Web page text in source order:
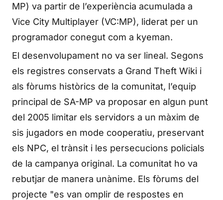
MP) va partir de l’experiència acumulada a
Vice City Multiplayer (VC:MP), liderat per un
programador conegut com a kyeman.
El desenvolupament no va ser lineal. Segons
els registres conservats a Grand Theft Wiki i
als fòrums històrics de la comunitat, l’equip
principal de SA-MP va proposar en algun punt
del 2005 limitar els servidors a un màxim de
sis jugadors en mode cooperatiu, preservant
els NPC, el trànsit i les persecucions policials
de la campanya original. La comunitat ho va
rebutjar de manera unànime. Els fòrums del
projecte "es van omplir de respostes en